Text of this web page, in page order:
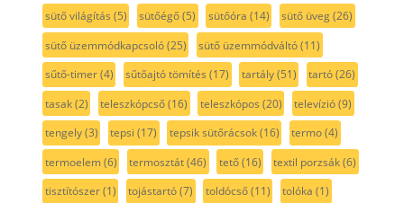
sütő világítás (5) sütőégő(5) sütőóra (14) sütő üveg(26)
sütő üzemmódkapcsoló(25) sütő üzemmódváltó(11)
sűtő-timer(4) sűtőajtó tömítés (17) tartály(51) tartó(26)
tasak(2) teleszkópcső(16) teleszkópos (20) televízió(9)
tengely(3) tepsi (17) tepsik sütőrácsok(16) termo(4)
termoelem(6) termosztát(46) tető(16) textil porzsák(6)
tisztítószer(1) tojástartó(7) toldócső(11) tolóka (1)